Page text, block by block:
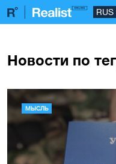
Новости по
МЫСЛЬ